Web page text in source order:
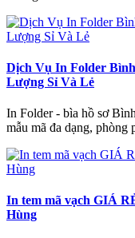
Dịch Vụ In Folder
Lượng Sỉ Và Lẻ
In Folder - bìa hồ sơ
mẫu mã đa dạng, phòng
In tem mã vạch GIÁ
Hùng